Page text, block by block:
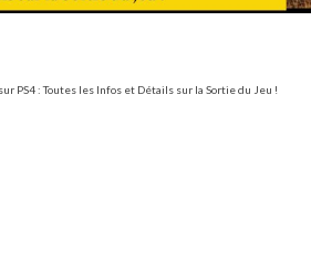
PS4 : Toutes les Infos et Détails sur la Sortie du Jeu !